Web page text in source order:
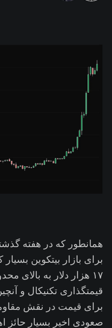
همانطور که در هفته
برای بازار بیتکوین
قیمتگذاری تکنیکال و
برای قیمت در نقش
صعودی اخیر بسیار